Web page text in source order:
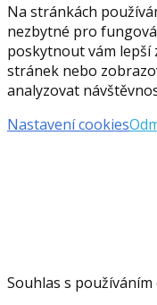
Na stránkách
nezbytné pro
poskytnout vám lepší
stránek nebo
analyzovat
Nastavení cookies
Souhlas s používáním